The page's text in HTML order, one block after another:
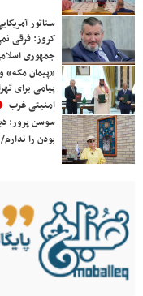
سناتور
کروز: فرقی
جمهوری
«پیمان مکه»
پیامی برای
امنیتی غرب
سوسن پرور:
بودن را